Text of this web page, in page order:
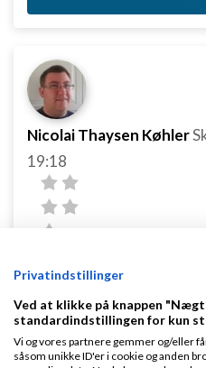
Nicolai Thaysen Køhler
19:18
Vi bruger Fonet og er
Vi kan sætte åbningstider
mobiler og lave lister, så
Privatindstillinger
Ved at klikke på knappen
standardindstillingen for kun
Vi og vores partnere gemmer og/eller
såsom unikke ID'er i cookie og anden